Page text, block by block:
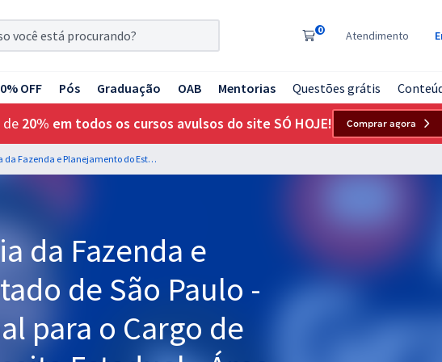
0 Atendimento
OFF Pós Graduação OAB Mentorias Questões grátis
de 20% em todos os cursos avulsos do site SÓ HOJE! Comprar agora
SEFAZ SP - Secretaria da Fazenda e Planejamento do Estado de São Paulo - Direito Constitucional para o Cargo de Auditor Fiscal da Receita Estadual - Área de Conhecimento: Tecnologia de Informação e Comunicação - Professores: Luciano e Francion
da Fazenda e
de São Paulo -
para o Cargo de